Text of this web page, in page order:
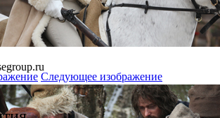
Следующее изображение